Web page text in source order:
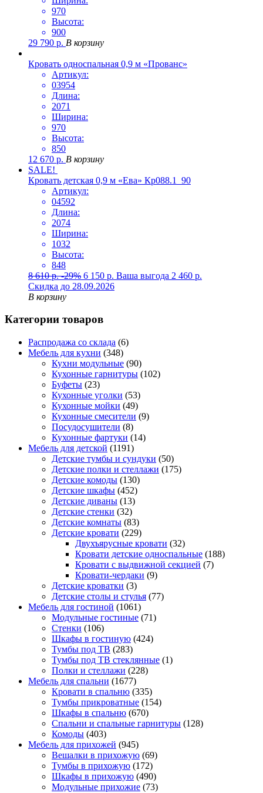
970
Высота:
900
29 790 р. В корзину
Кровать односпальная 0,9 м «Прованс»
Артикул:
03954
Длина:
2071
Ширина:
970
Высота:
850
12 670 р. В корзину
SALE!
Кровать детская 0,9 м «Ева» Кр088.1_90
Артикул:
04592
Длина:
2074
Ширина:
1032
Высота:
848
8 610р. -29% 6 150 р. Ваша выгода 2 460 р.
Скидка до 28.09.2026
В корзину
Категории товаров
Распродажа со склада (6)
Мебель для кухни (348)
Кухни модульные (90)
Кухонные гарнитуры (102)
Буфеты (23)
Кухонные уголки (53)
Кухонные мойки (49)
Кухонные смесители (9)
Посудосушители (8)
Кухонные фартуки (14)
Мебель для детской (1191)
Детские тумбы и сундуки (50)
Детские полки и стеллажи (175)
Детские комоды (130)
Детские шкафы (452)
Детские диваны (13)
Детские стенки (32)
Детские комнаты (83)
Детские кровати (229)
Двухъярусные кровати (32)
Кровати детские односпальные (188)
Кровати с выдвижной секцией (7)
Кровати-чердаки (9)
Детские кроватки (3)
Детские столы и стулья (77)
Мебель для гостиной (1061)
Модульные гостиные (71)
Стенки (106)
Шкафы в гостиную (424)
Тумбы под ТВ (283)
Тумбы под ТВ стеклянные (1)
Полки и стеллажи (228)
Мебель для спальни (1677)
Кровати в спальню (335)
Тумбы прикроватные (154)
Шкафы в спальню (670)
Спальни и спальные гарнитуры (128)
Комоды (403)
Мебель для прихожей (945)
Вешалки в прихожую (69)
Тумбы в прихожую (172)
Шкафы в прихожую (490)
Модульные прихожие (73)